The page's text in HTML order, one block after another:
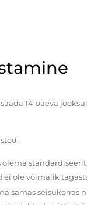
14 päeva
olema
ole võimalik
samas seisukorras